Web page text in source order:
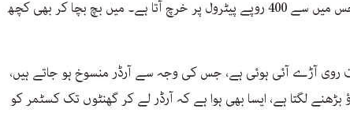
800 کی دیہاڑی ہو رہی ہے، جس میں سے 400 روپے پیٹرول پر خرچ آتا ہے۔ میں بچ بچا کر بھی کچھ
روی آڑے آئی ہوئی ہے، جس کی وجہ سے آرڈر منسوخ ہو جاتے ہیں،
لگتا ہے، ایسا بھی ہوا ہے کہ آرڈر لے کر گھنٹوں تک کسٹمر کو